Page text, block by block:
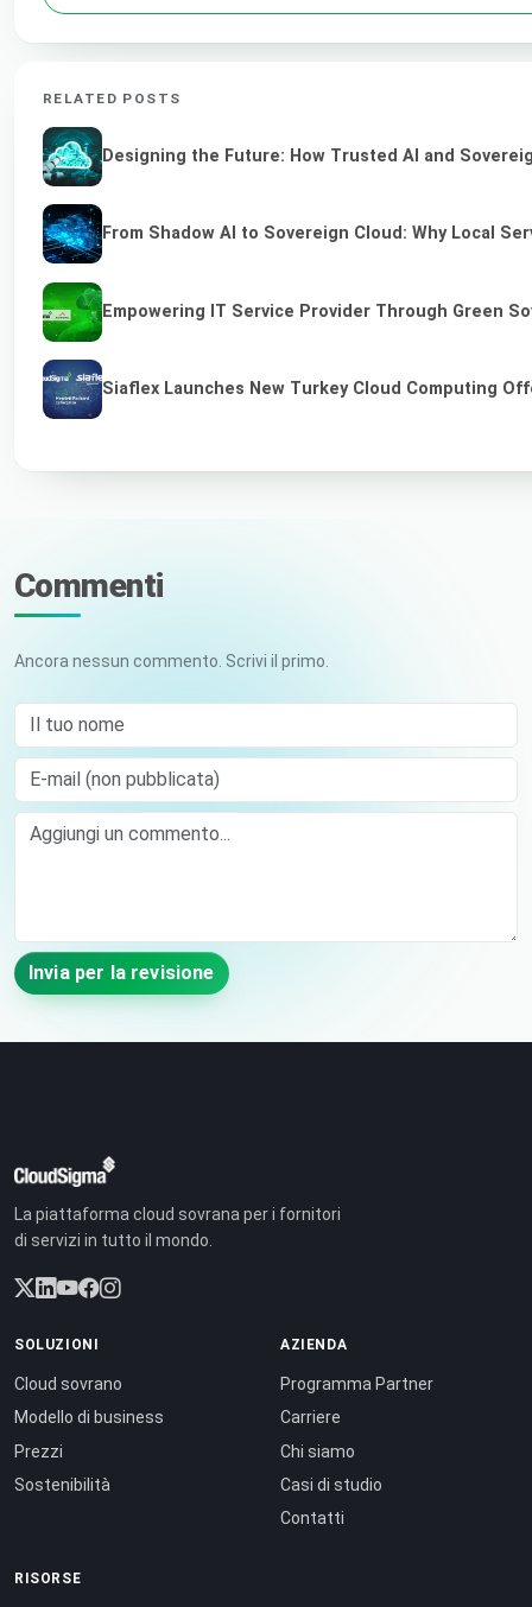
RELATED POSTS
Designing the Future: How Trusted AI and
From Shadow AI to Sovereign Cloud: Why Local
Empowering IT Service Provider Through Green
Siaflex Launches New Turkey Cloud Computing
Commenti
Ancora nessun commento. Scrivi il primo.
Il tuo nome
E-mail (non pubblicata)
Comment
Invia per la revisione
La piattaforma cloud sovrana per i fornitori
di servizi in tutto il mondo.
SOLUZIONI
Cloud sovrano
Modello di business
Prezzi
Sostenibilità
AZIENDA
Programma Partner
Carriere
Chi siamo
Casi di studio
Contatti
RISORSE